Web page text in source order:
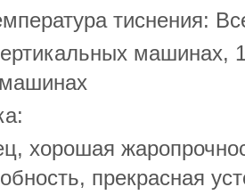
тиснения:
машинах,
хорошая
прекрасная